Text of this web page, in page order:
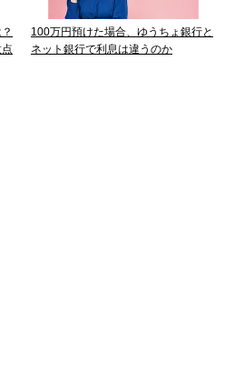
100万円預けた場合、ゆうちょ銀行と
ネット銀行で利息は違うのか